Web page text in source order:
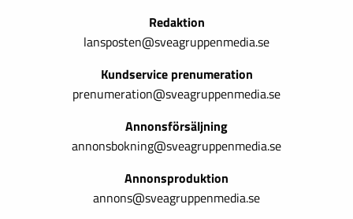
Redaktion
lansposten@sveagruppenmedia.se
Kundservice prenumeration
prenumeration@sveagruppenmedia.se
Annonsförsäljning
annonsbokning@sveagruppenmedia.se
Annonsproduktion
annons@sveagruppenmedia.se